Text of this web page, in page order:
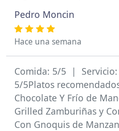
Pedro Moncin
Hace una semana
Comida: 5/5 |
5/5Platos
Chocolate Y Frío de
Grilled Zamburiñas y
Con Gnoquis de